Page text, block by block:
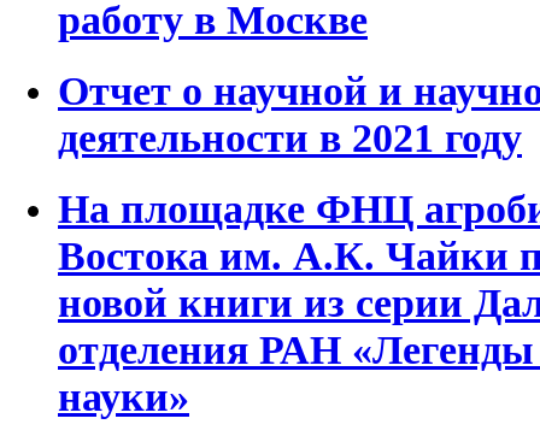
работу в Москве
Отчет о научной и
деятельности в 2021 году
На площадке ФНЦ
Востока им. А.К. Чайки
новой книги из серии
отделения РАН «Легенды
науки»